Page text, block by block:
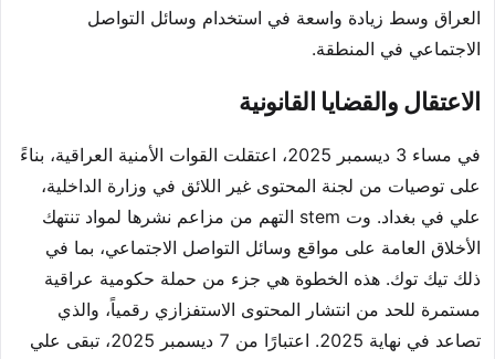
العراق وسط زيادة واسعة في استخدام وسائل التواصل
الاجتماعي في المنطقة.
الاعتقال والقضايا القانونية
في مساء 3 ديسمبر 2025، اعتقلت القوات الأمنية العراقية، بناءً
على توصيات من لجنة المحتوى غير اللائق في وزارة الداخلية،
علي في بغداد. وت stem التهم من مزاعم نشرها لمواد تنتهك
الأخلاق العامة على مواقع وسائل التواصل الاجتماعي، بما في
ذلك تيك توك. هذه الخطوة هي جزء من حملة حكومية عراقية
مستمرة للحد من انتشار المحتوى الاستفزازي رقمياً، والذي
تصاعد في نهاية 2025. اعتبارًا من 7 ديسمبر 2025، تبقى علي